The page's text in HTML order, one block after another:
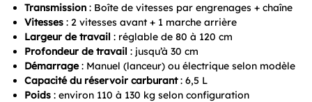
Transmission : Boîte de vitesses par engrenages + chaîne
Vitesses : 2 vitesses avant + 1 marche arrière
Largeur de travail : réglable de 80 à 120 cm
Profondeur de travail : jusqu’à 30 cm
Démarrage: Manuel (lanceur) ou électrique selon modèle
Capacité du réservoir carburant: 6,5 L
Poids : environ 110 à 130 kg selon configuration